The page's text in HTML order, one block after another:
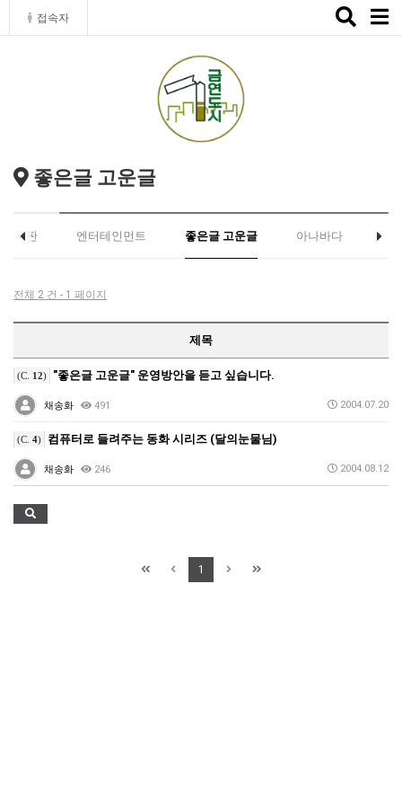
접속자
Toggle
좋은글 고운글
게시판 엔터테인먼트 좋은글 고운글 아나바다
전체 2 건 - 1 페이지
제목
(C. 12) "좋은글 고운글" 운영방안을 듣고 싶습니다.
채송화 491 2004.07.20
(C. 4) 컴퓨터로 들려주는 동화 시리즈 (달의눈물님)
채송화 246 2004.08.12
1